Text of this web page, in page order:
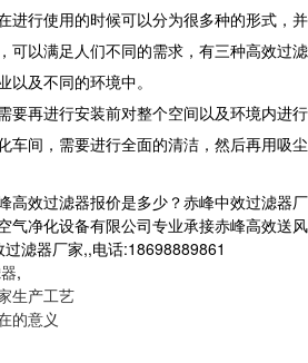
进行使用的时候可以分为很多种的形式，并
可以满足人们不同的需求，有三种高效过滤
及不同的环境中。
要再进行安装前对整个空间以及环境内进行
车间，需要进行全面的清洁，然后再用吸尘
高效过滤器报价是多少？赤峰中效过滤器厂
气净化设备有限公司专业承接赤峰高效送风
滤器厂家,,电话:18698889861
,
生产工艺
的意义